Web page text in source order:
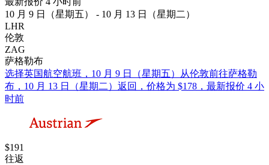
10 月 9 日（星期五） - 10 月 13 日（星期二）
LHR
伦敦
ZAG
萨格勒布
选择英国航空航班，10 月 9 日（星期五）从伦敦前往萨格勒
布，10 月 13 日（星期二）返回，价格为 $178，最新报价 4 小
时前
$191
往返